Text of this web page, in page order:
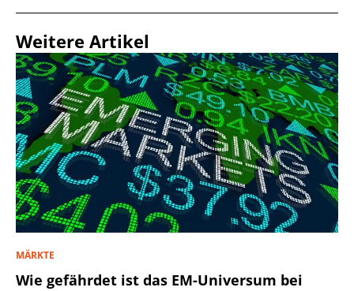
Weitere Artikel
MÄRKTE
Wie gefährdet ist das EM-Universum bei